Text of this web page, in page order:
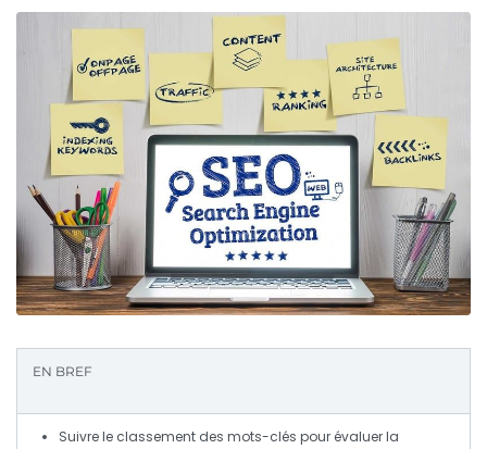
EN BREF
Suivre le classement des mots-clés pour évaluer la